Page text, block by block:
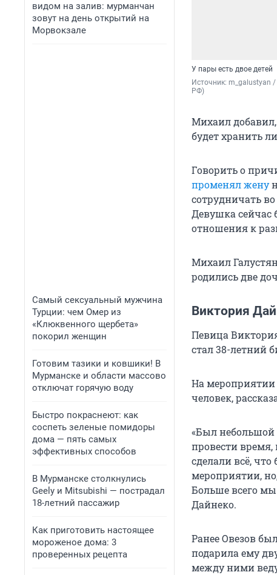
видом на залив: мурманчан
зовут на день открытий на
Морвокзале
Самый сексуальный мужчина
Турции: чем Омер из
«Клюквенного щербета»
покорил женщин
Готовим тазики и ковшики! В
Мурманске и области массово
отключат горячую воду
Быстро покраснеют: как
соспеть зеленые помидоры
дома — пять самых
эффективных способов
В Мурманске столкнулись
Geely и Mitsubishi — пострадал
18-летний пассажир
Как приготовить настоящее
мороженое дома: 3
проверенных рецепта
У пары есть двое детей
Источник: m_galustyan /
РФ)
Михаил
будет хранить
Говорить о
променял жену
сотрудничать
Девушка сейчас
отношения к
Михаил
родились две
Виктория
Певица
стал 38-летний
На мероприятии
человек,
«Был небольшой
провести время,
сделали всё,
мероприятии,
Больше всего мы
Дайнеко.
Ранее Овезов
подарила ему
между ними